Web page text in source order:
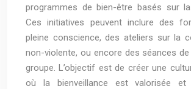
programmes de bien-être basés sur la
Ces initiatives peuvent inclure des
pleine conscience, des ateliers sur la
non-violente, ou encore des séances
groupe. L’objectif est de créer une
où la bienveillance est valorisée et